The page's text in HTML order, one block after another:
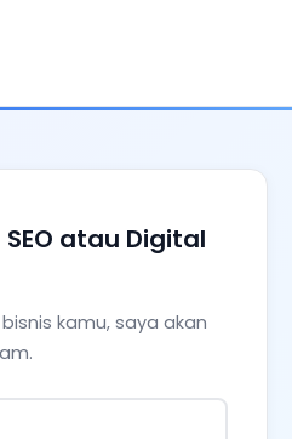
atau Digital
kamu, saya akan